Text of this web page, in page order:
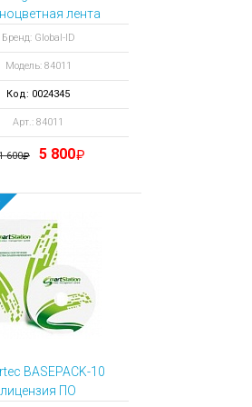
лента
500 отпечатков
Бренд: Global-ID
Модель: 84011
Код: 0024345
Арт.: 84011
600 5 800
BASEPACK-10
лицензия ПО